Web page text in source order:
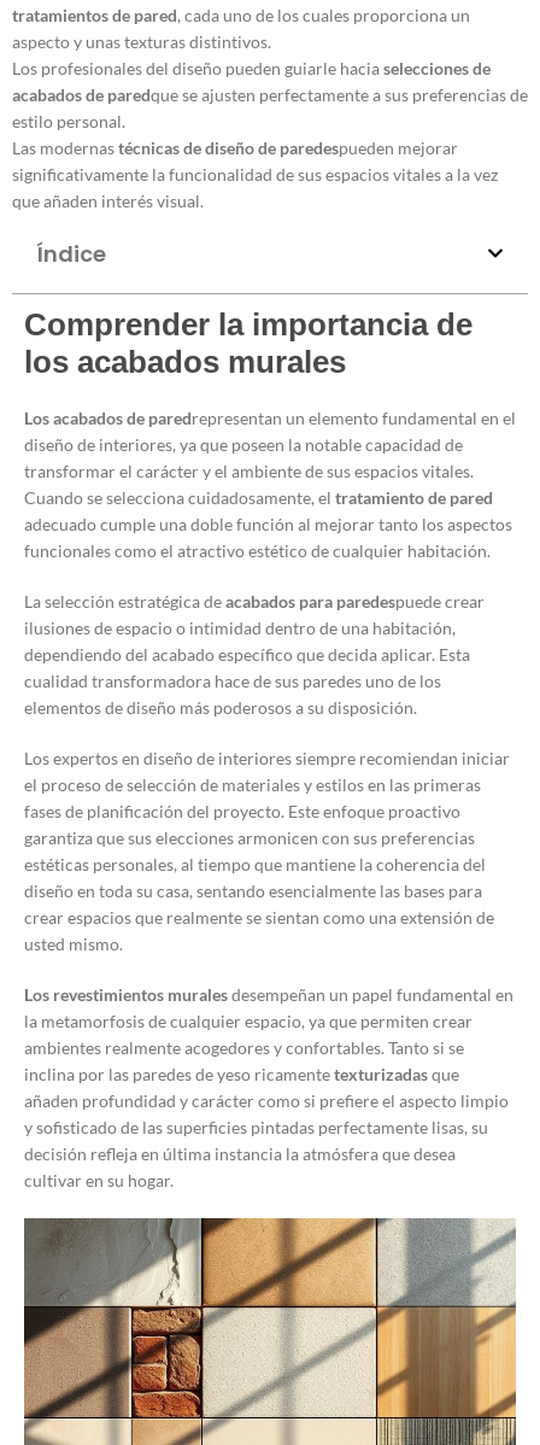
tratamientos de pared, cada uno de los cuales proporciona un
aspecto y unas texturas distintivos.
Los profesionales del diseño pueden guiarle haciaselecciones de
acabados de paredque se ajusten perfectamente a sus preferencias de
estilo personal.
Las modernastécnicas de diseño de paredespueden mejorar
significativamente la funcionalidad de sus espacios vitales a la vez
que añaden interés visual.
Índice
Comprender la importancia de
los acabados murales
Los acabados de paredrepresentan un elemento fundamental en el
diseño de interiores, ya que poseen la notable capacidad de
transformar el carácter y el ambiente de sus espacios vitales.
Cuando se selecciona cuidadosamente, el tratamiento de pared
adecuado cumple una doble función al mejorar tanto los aspectos
funcionales como el atractivo estético de cualquier habitación.
La selección estratégica deacabados para paredespuede crear
ilusiones de espacio o intimidad dentro de una habitación,
dependiendo del acabado específico que decida aplicar. Esta
cualidad transformadora hace de sus paredes uno de los
elementos de diseño más poderosos a su disposición.
Los expertos en diseño de interiores siempre recomiendan iniciar
el proceso de selección de materiales y estilos en las primeras
fases de planificación del proyecto. Este enfoque proactivo
garantiza que sus elecciones armonicen con sus preferencias
estéticas personales, al tiempo que mantiene la coherencia del
diseño en toda su casa, sentando esencialmente las bases para
crear espacios que realmente se sientan como una extensión de
usted mismo.
Los revestimientos muralesdesempeñan un papel fundamental en
la metamorfosis de cualquier espacio, ya que permiten crear
ambientes realmente acogedores y confortables. Tanto si se
inclina por las paredes de yeso ricamentetexturizadasque
añaden profundidad y carácter como si prefiere el aspecto limpio
y sofisticado de las superficies pintadas perfectamente lisas, su
decisión refleja en última instancia la atmósfera que desea
cultivar en su hogar.